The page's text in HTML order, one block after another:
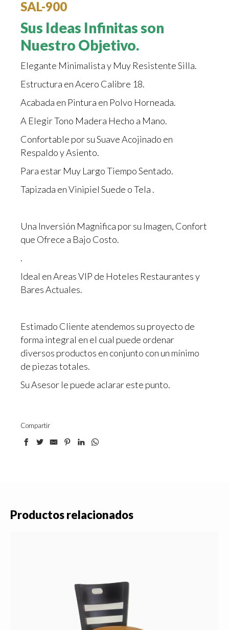
SAL-900
Sus Ideas Infinitas son
Nuestro Objetivo.
Elegante Minimalista y Muy Resistente Silla.
Estructura en Acero Calibre 18.
Acabada en Pintura en Polvo Horneada.
A Elegir Tono Madera Hecho a Mano.
Confortable por su Suave Acojinado en
Respaldo y Asiento.
Para estar Muy Largo Tiempo Sentado.
Tapizada en Vinipiel Suede o Tela .
Una Inversión Magnifica por su Imagen, Confort
que Ofrece a Bajo Costo.
.
Ideal en Areas VIP de Hoteles Restaurantes y
Bares Actuales.
Estimado Cliente atendemos su proyecto de
forma integral en el cual puede ordenar
diversos productos en conjunto con un mínimo
de piezas totales.
Su Asesor le puede aclarar este punto.
Compartir
Productos relacionados